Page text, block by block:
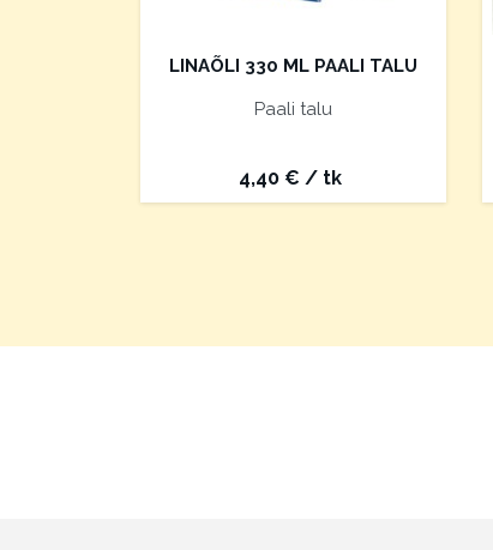
LINAÕLI 330 ML PAALI TALU
Paali talu
4,40 € / tk